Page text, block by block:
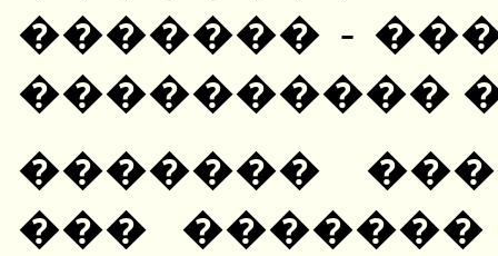
������� -
����������
�������
���